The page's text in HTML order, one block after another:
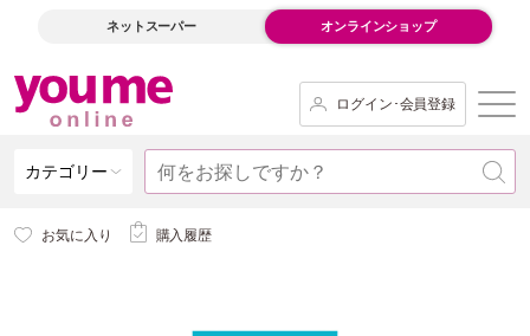
ネットスーパー オンラインショップ
ログイン･会員登録
カテゴリー
お気に入り 購入履歴